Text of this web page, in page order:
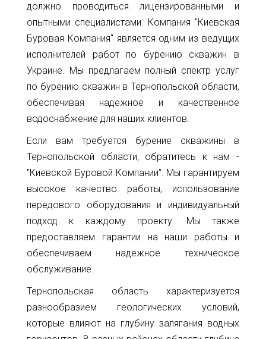
должно проводиться лицензированными и
опытными специалистами. Компания "Киевская
Буровая Компания" является одним из ведущих
исполнителей работ по бурению скважин в
Украине. Мы предлагаем полный спектр услуг
по бурению скважин в Тернопольской области,
обеспечивая надежное и качественное
водоснабжение для наших клиентов.
Если вам требуется бурение скважины в
Тернопольской области, обратитесь к нам -
"Киевской Буровой Компании". Мы гарантируем
высокое качество работы, использование
передового оборудования и индивидуальный
подход к каждому проекту. Мы также
предоставляем гарантии на наши работы и
обеспечиваем надежное техническое
обслуживание.
Тернопольская область характеризуется
разнообразием геологических условий,
которые влияют на глубину залягания водных